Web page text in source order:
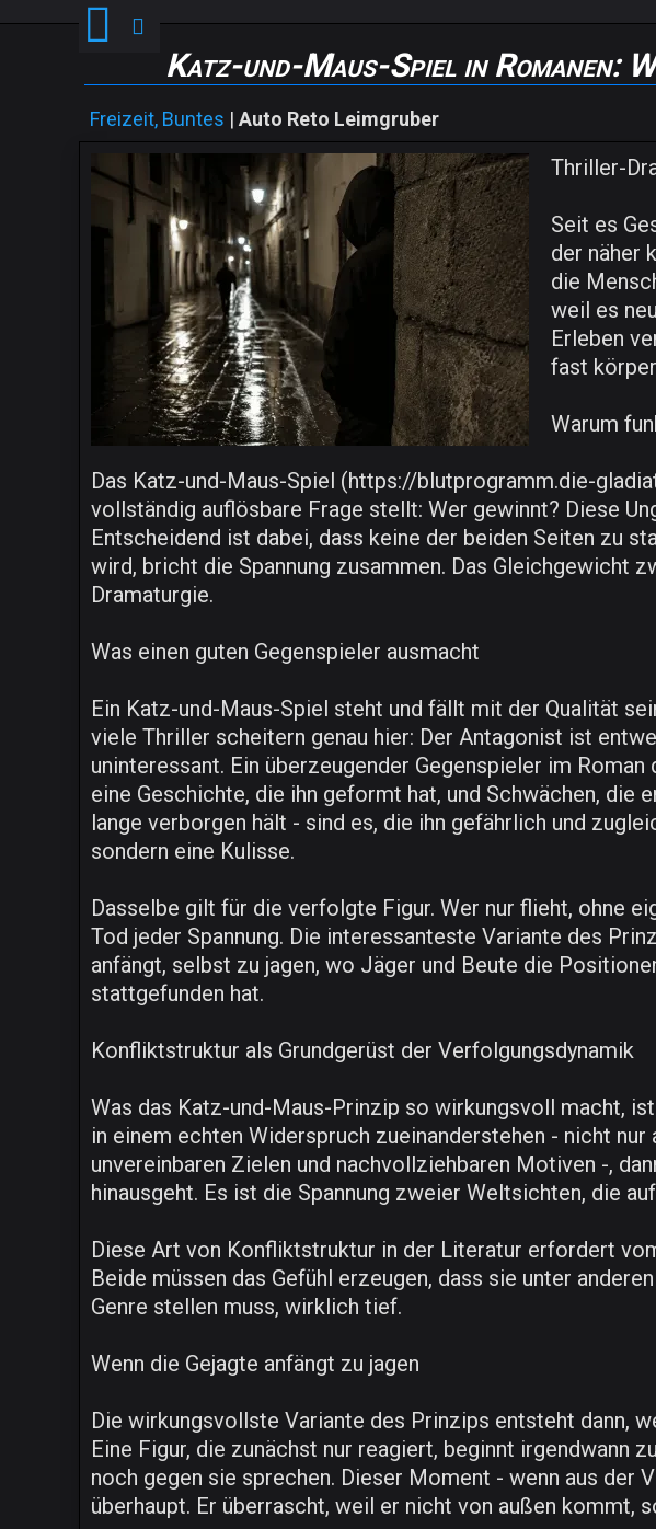
Katz-und-Maus-Spiel in Romanen:
Freizeit, Buntes | Auto Reto Leimgruber
Thriller-
Seit es
der näher
die
weil es
Erleben
fast
Warum
Das Katz-und-Maus-Spiel (https://blutprogramm.die-
vollständig auflösbare Frage stellt: Wer gewinnt? Diese
Entscheidend ist dabei, dass keine der beiden Seiten zu
wird, bricht die Spannung zusammen. Das Gleichgewicht
Dramaturgie.
Was einen guten Gegenspieler ausmacht
Ein Katz-und-Maus-Spiel steht und fällt mit der Qualität
viele Thriller scheitern genau hier: Der Antagonist ist
uninteressant. Ein überzeugender Gegenspieler im
eine Geschichte, die ihn geformt hat, und Schwächen,
lange verborgen hält - sind es, die ihn gefährlich und
sondern eine Kulisse.
Dasselbe gilt für die verfolgte Figur. Wer nur flieht, ohne
Tod jeder Spannung. Die interessanteste Variante des
anfängt, selbst zu jagen, wo Jäger und Beute die
stattgefunden hat.
Konfliktstruktur als Grundgerüst der Verfolgungsdynamik
Was das Katz-und-Maus-Prinzip so wirkungsvoll macht,
in einem echten Widerspruch zueinanderstehen - nicht
unvereinbaren Zielen und nachvollziehbaren Motiven -,
hinausgeht. Es ist die Spannung zweier Weltsichten, die
Diese Art von Konfliktstruktur in der Literatur erfordert
Beide müssen das Gefühl erzeugen, dass sie unter
Genre stellen muss, wirklich tief.
Wenn die Gejagte anfängt zu jagen
Die wirkungsvollste Variante des Prinzips entsteht dann,
Eine Figur, die zunächst nur reagiert, beginnt irgendwann
noch gegen sie sprechen. Dieser Moment - wenn aus
überhaupt. Er überrascht, weil er nicht von außen kommt,